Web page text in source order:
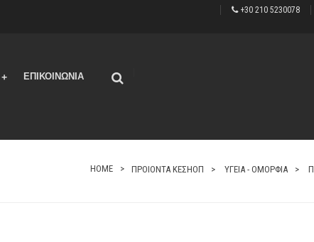
+30 210 5230078
+ ΕΠΙΚΟΙΝΩΝΙΑ
HOME ΠΡΟΙΟΝΤΑ ΚΕΣΗΟΠ ΥΓΕΙΑ - ΟΜΟΡΦΙΑ